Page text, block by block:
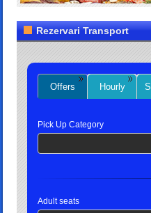
Rezervari Transport
Offers Hourly
Pick Up Category
Adult seats